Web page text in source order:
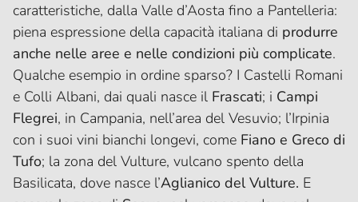
caratteristiche, dalla Valle d’Aosta fino a Pantelleria:
piena espressione della capacità italiana di produrre
anche nelle aree e nelle condizioni più complicate.
Qualche esempio in ordine sparso? I Castelli Romani
e Colli Albani, dai quali nasce il Frascati; i Campi
Flegrei, in Campania, nell’area del Vesuvio; l’Irpinia
con i suoi vini bianchi longevi, come Fiano e Greco di
Tufo; la zona del Vulture, vulcano spento della
Basilicata, dove nasce l’Aglianico del Vulture. E